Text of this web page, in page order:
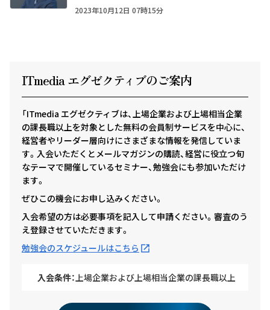
2023年10月12日 07時15分
ITmedia エグゼクティ ブのご案内
「ITmedia エグゼクティブは、上場企業および上場相当企業
の課長職以上を対象とした無料の会員制サービスを中心に、
経営者やリーダー層向けにさまざまな情報を発信していま
す。入会いただくとメールマガジンの購読、経営に役立つ旬
なテーマで開催しているセミナー、勉強会にも参加いただけ
ます。
ぜひこの機会にお申し込みください。
入会希望の方は必要事項を記入して申請ください。審査のう
え登録させていただきます。
勉強会のスケジュールはこちら
入会条件：上場企業および上場相当企業の課長職以上